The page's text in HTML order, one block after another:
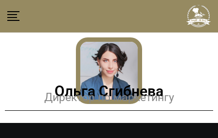
Ольга Сгибнева
Директор по маркетингу